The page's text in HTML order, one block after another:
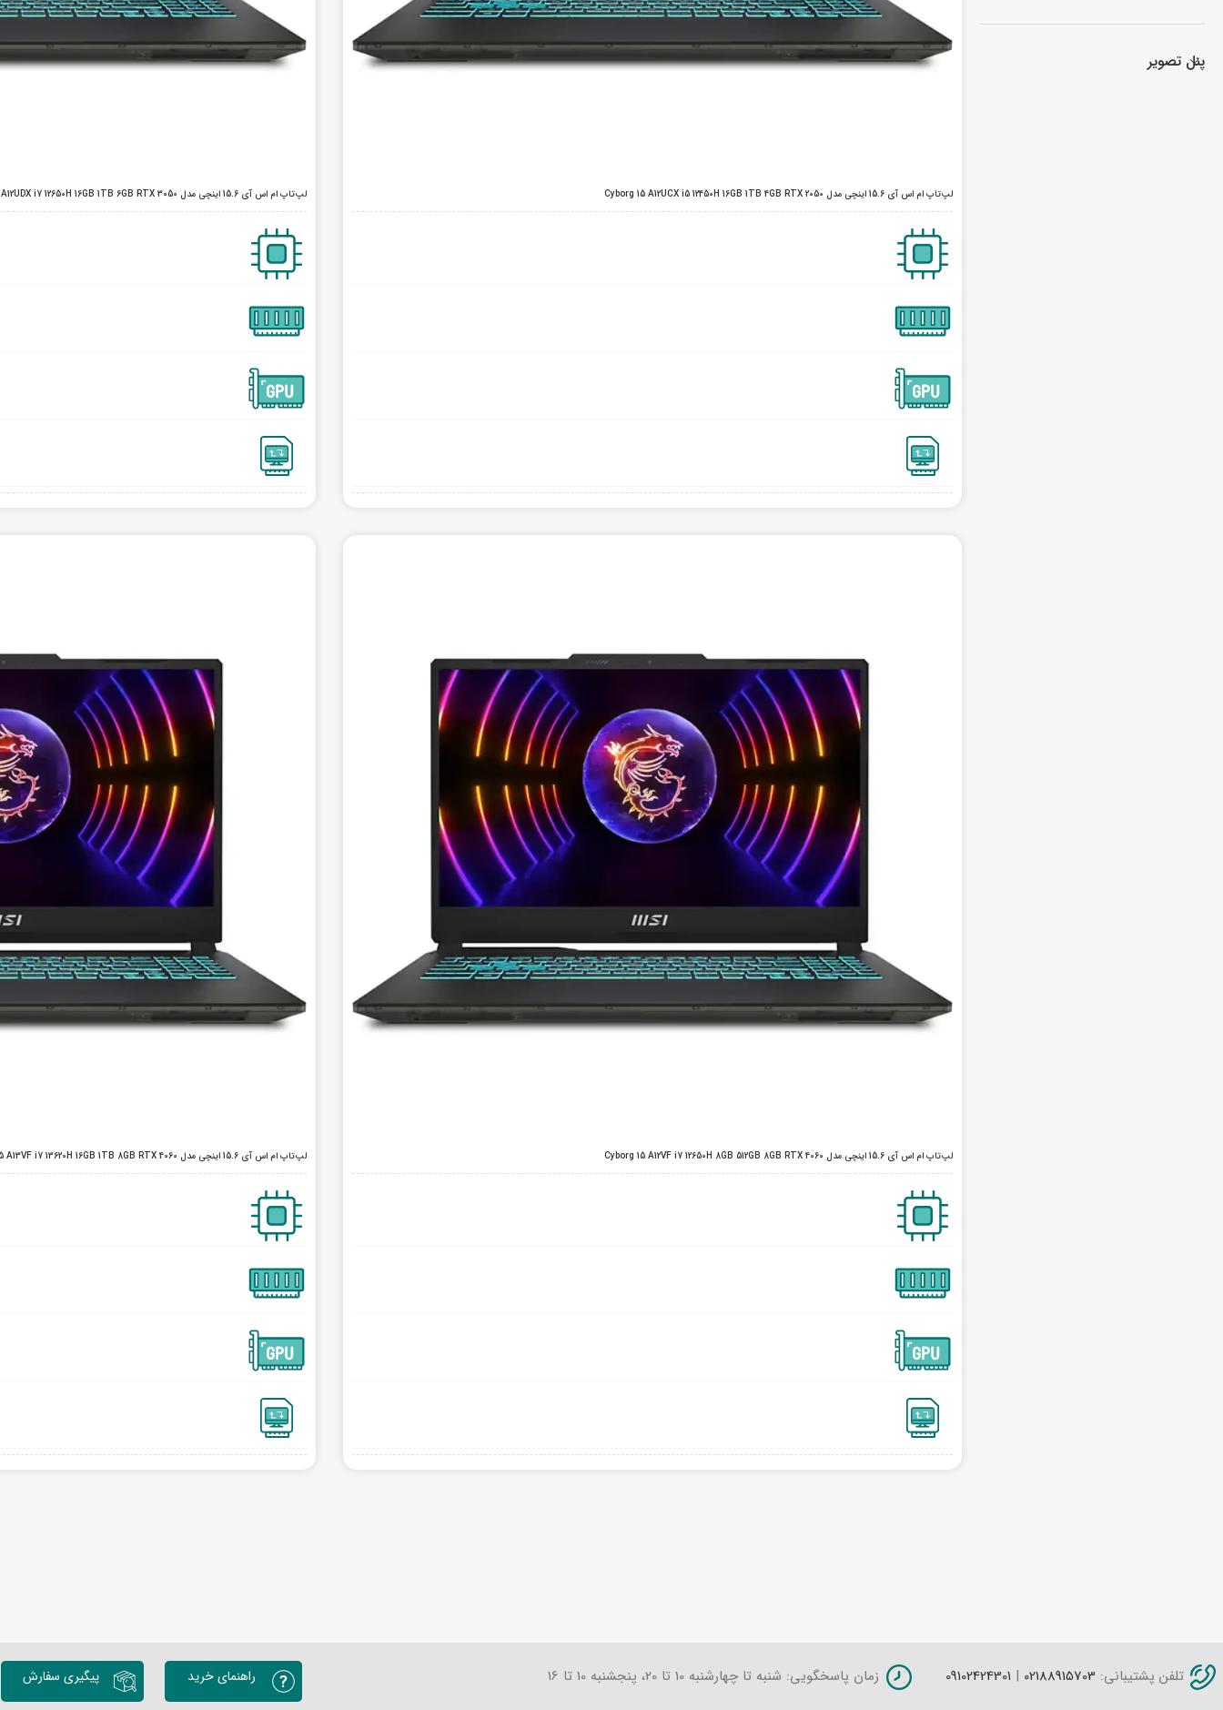
پنل تصویر
لپ‌تاپ ام اس آی 15.6 اینچی مدل Cyborg 15 A12UCX i5 12450H 16GB 1TB 4GB RTX 2050 لپ‌تاپ ام اس آی 15.6 اینچی مدل Cyborg 15 A12UDX i7 12650H 16GB 1TB 6GB RTX 3050
لپ‌تاپ ام اس آی 15.6 اینچی مدل Cyborg 15 A12VF i7 12650H 8GB 512GB 8GB RTX 4060 لپ‌تاپ ام اس آی 15.6 اینچی مدل Cyborg 15 A13VF i7 13620H 16GB 1TB 8GB RTX 4060
تلفن پشتیبانی: 02188915703
|
09102424301 زمان پاسخگویی: شنبه تا چهارشنبه 10 تا 20، پنجشنبه 10 تا 16 راهنمای خرید پیگیری سفارش